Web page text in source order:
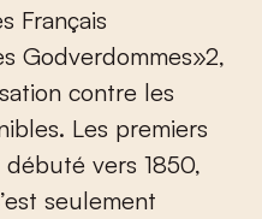
Français
Godverdommes»2,
contre les
Les premiers
vers 1850,
seulement